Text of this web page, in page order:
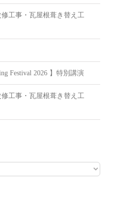
工事・瓦屋根葺き替え工
Festival 2026 】特別講演
工事・瓦屋根葺き替え工